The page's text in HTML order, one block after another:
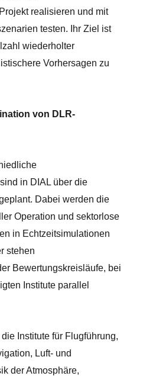
realisieren und mit
testen. Ihr Ziel ist
wiederholter
Vorhersagen zu
von DLR-
in DIAL über die
Dabei werden die
Operation und sektorlose
in Echtzeitsimulationen
stehen
Bewertungskreisläufe, bei
Institute parallel
Institute für Flugführung,
Luft- und
der Atmosphäre,